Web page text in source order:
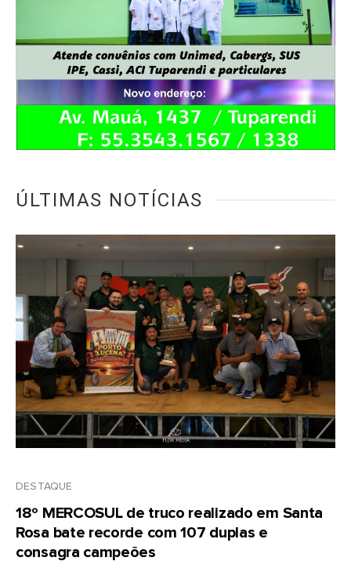
ÚLTIMAS NOTÍCIAS
DESTAQUE
18º MERCOSUL de truco realizado em Santa
Rosa bate recorde com 107 duplas e
consagra campeões